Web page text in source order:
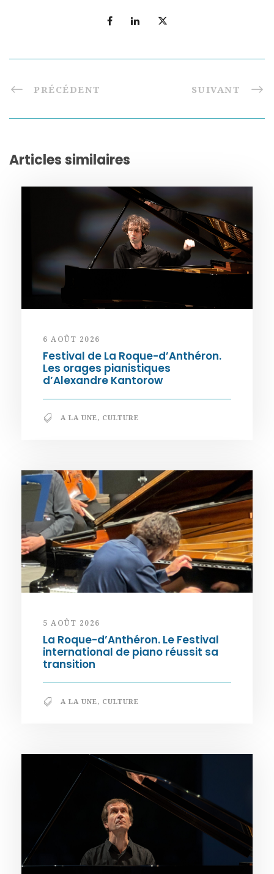
PRÉCÉDENT SUIVANT
Articles similaires
6 AOÛT 2026
Festival de La Roque-d’Anthéron.
Les orages pianistiques
d’Alexandre Kantorow
A LA UNE, CULTURE
5 AOÛT 2026
La Roque-d’Anthéron. Le Festival
international de piano réussit sa
transition
A LA UNE, CULTURE